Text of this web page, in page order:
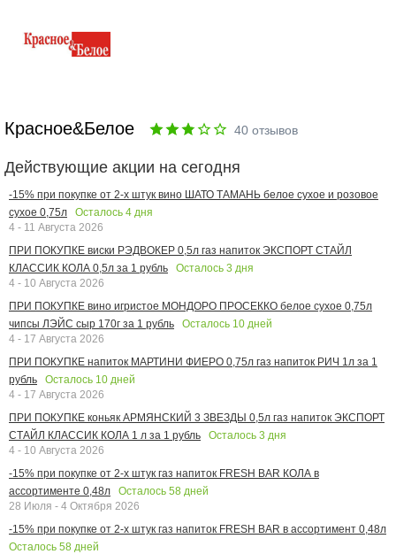
Красное&Белое 40 отзывов
Действующие акции на сегодня
-15% при покупке от 2-х штук вино ШАТО ТАМАНЬ белое сухое и розовое
сухое 0,75л
Осталось 4 дня
4 - 11 Августа 2026
ПРИ ПОКУПКЕ виски РЭДВОКЕР 0,5л газ напиток ЭКСПОРТ СТАЙЛ
КЛАССИК КОЛА 0,5л за 1 рубль
Осталось 3 дня
4 - 10 Августа 2026
ПРИ ПОКУПКЕ вино игристое МОНДОРО ПРОСЕККО белое сухое 0,75л
чипсы ЛЭЙС сыр 170г за 1 рубль
Осталось 10 дней
4 - 17 Августа 2026
ПРИ ПОКУПКЕ напиток МАРТИНИ ФИЕРО 0,75л газ напиток РИЧ 1л за 1
рубль
Осталось 10 дней
4 - 17 Августа 2026
ПРИ ПОКУПКЕ коньяк АРМЯНСКИЙ 3 ЗВЕЗДЫ 0,5л газ напиток ЭКСПОРТ
СТАЙЛ КЛАССИК КОЛА 1 л за 1 рубль
Осталось 3 дня
4 - 10 Августа 2026
-15% при покупке от 2-х штук газ напиток FRESH BAR КОЛА в
ассортименте 0,48л
Осталось 58 дней
28 Июля - 4 Октября 2026
-15% при покупке от 2-х штук газ напиток FRESH BAR в ассортимент 0,48л
Осталось 58 дней